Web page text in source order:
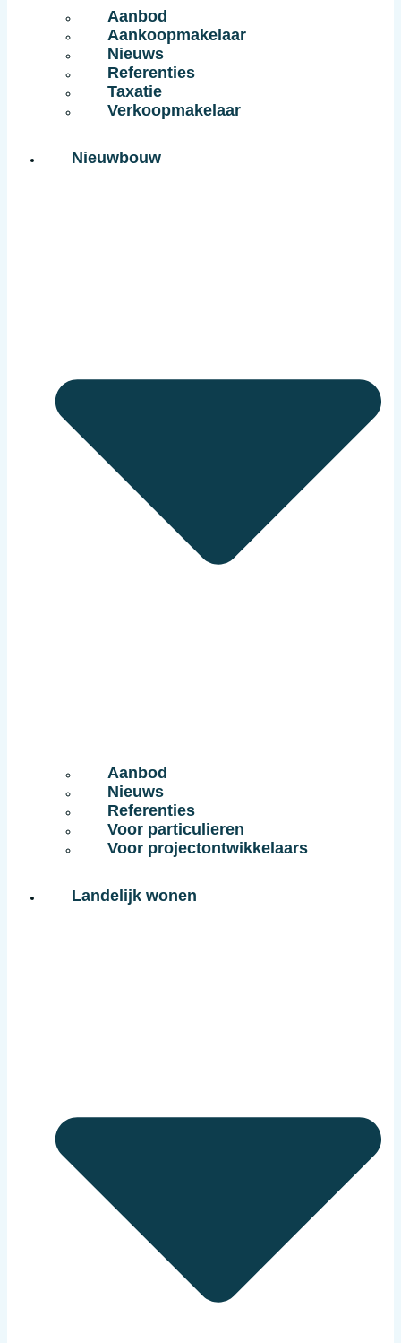
Aanbod
Aankoopmakelaar
Nieuws
Referenties
Taxatie
Verkoopmakelaar
Nieuwbouw
Aanbod
Nieuws
Referenties
Voor particulieren
Voor projectontwikkelaars
Landelijk wonen